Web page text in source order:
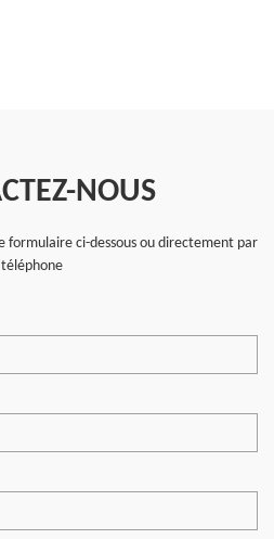
NOUS
formulaire ci-dessous ou directement par
téléphone